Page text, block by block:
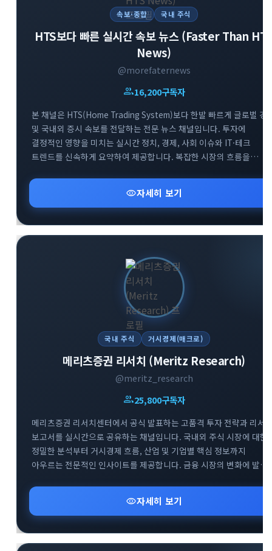
속보·종합 국내 주식
HTS보다 빠른 실시간 속보 뉴스 (Faster Than
News)
@morefaternews
group16,200구독자
본 채널은 HTS(Home Trading System)보다 한발 빠르게 글로벌 경
및 국내외 증시 속보를 전달하는 전문 뉴스 채널입니다. 투자에
결정적인 영향을 미치는 실시간 정치, 경제, 사회 이슈와 IT·테크
트렌드를 신속하게 요약하여 제공합니다. 복잡한 시장의 흐름을
빠르고 정확한 정보를 엄선하여 공유합니다. 급변하는 시장 속에서
최고의 정보 경쟁력을 확보해 보세요.
visibility자세히 보기
국내 주식 거시경제(매크로)
메리츠증권 리서치 (Meritz Research)
@meritz_research
group25,800구독자
메리츠증권 리서치센터에서 공식 발표하는 고품격 투자 전략과 리서
보고서를 실시간으로 공유하는 채널입니다. 국내외 주식 시장에 대한
정밀한 분석부터 거시경제 흐름, 산업 및 기업별 핵심 정보까지
아우르는 전문적인 인사이트를 제공합니다. 금융 시장의 변화에 발
높은 데이터를 엄선하여 전달해 드립니다.
visibility자세히 보기